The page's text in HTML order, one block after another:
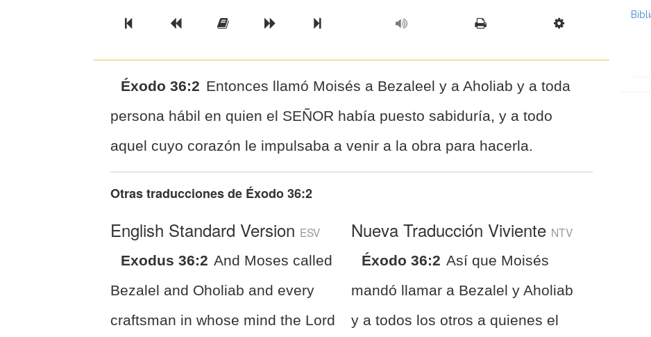
Previous BookPrevious Chapter
Read the Full Chapter
Next Chapter
Next Book Scripture
Éxodo 36:2 Entonces llamó Moisés a Bezaleel y a Aholiab y a toda
persona hábil en quien el SEÑOR había puesto sabiduría, y a todo
aquel cuyo corazón le impulsaba a venir a la obra para hacerla.
Otras traducciones de Éxodo 36:2
English Standard Version ESV
Exodus 36:2 And Moses called
Bezalel and Oholiab and every
craftsman in whose mind the Lord
Nueva Traducción Viviente NTV
Éxodo 36:2 Así que Moisés
mandó llamar a Bezalel y Aholiab
y a todos los otros a quienes el